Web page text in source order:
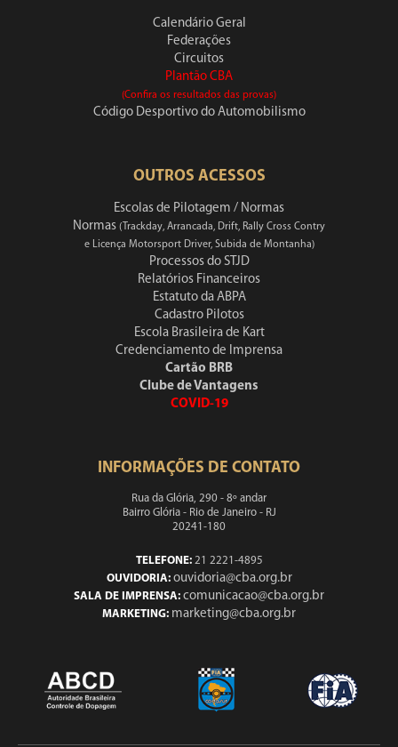
Calendário Geral
Federações
Circuitos
Plantão CBA
(Confira os resultados das provas)
Código Desportivo do Automobilismo
OUTROS ACESSOS
Escolas de Pilotagem / Normas
Normas (Trackday, Arrancada, Drift, Rally Cross Contry
e Licença Motorsport Driver, Subida de Montanha)
Processos do STJD
Relatórios Financeiros
Estatuto da ABPA
Cadastro Pilotos
Escola Brasileira de Kart
Credenciamento de Imprensa
Cartão BRB
Clube de Vantagens
COVID-19
INFORMAÇÕES DE CONTATO
Rua da Glória, 290 - 8º andar
Bairro Glória - Rio de Janeiro - RJ
20241-180
TELEFONE:21 2221-4895
OUVIDORIA: ouvidoria@cba.org.br
SALA DE IMPRENSA: comunicacao@cba.org.br
MARKETING: marketing@cba.org.br